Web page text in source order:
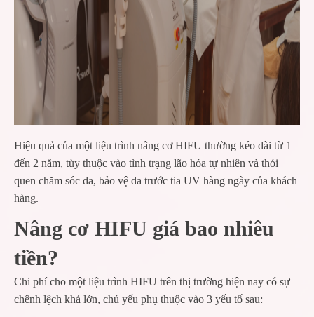
Hiệu quả của một liệu trình nâng cơ HIFU thường kéo dài từ 1
đến 2 năm, tùy thuộc vào tình trạng lão hóa tự nhiên và thói
quen chăm sóc da, bảo vệ da trước tia UV hàng ngày của khách
hàng.
Nâng cơ HIFU giá bao nhiêu
tiền?
Chi phí cho một liệu trình HIFU trên thị trường hiện nay có sự
chênh lệch khá lớn, chủ yếu phụ thuộc vào 3 yếu tố sau: